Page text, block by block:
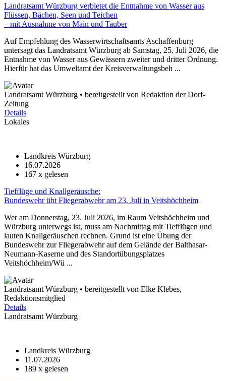
Landratsamt Würzburg verbietet die Entnahme von Wasser aus
Flüssen, Bächen, Seen und Teichen
– mit Ausnahme von Main und Tauber
Auf Empfehlung des Wasserwirtschaftsamts Aschaffenburg
untersagt das Landratsamt Würzburg ab Samstag, 25. Juli 2026, die
Entnahme von Wasser aus Gewässern zweiter und dritter Ordnung.
Hierfür hat das Umweltamt der Kreisverwaltungsbeh ...
Landratsamt Würzburg • bereitgestellt von Redaktion der Dorf-
Zeitung
Details
Lokales
Landkreis Würzburg
16.07.2026
167 x gelesen
Tiefflüge und Knallgeräusche:
Bundeswehr übt Fliegerabwehr am 23. Juli in Veitshöchheim
Wer am Donnerstag, 23. Juli 2026, im Raum Veitshöchheim und
Würzburg unterwegs ist, muss am Nachmittag mit Tiefflügen und
lauten Knallgeräuschen rechnen. Grund ist eine Übung der
Bundeswehr zur Fliegerabwehr auf dem Gelände der Balthasar-
Neumann-Kaserne und des Standortübungsplatzes
Veitshöchheim/Wü ...
Landratsamt Würzburg • bereitgestellt von Elke Klebes,
Redaktionsmitglied
Details
Landratsamt Würzburg
Landkreis Würzburg
11.07.2026
189 x gelesen